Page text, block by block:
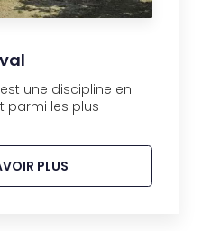
une discipline en
parmi les plus
PLUS